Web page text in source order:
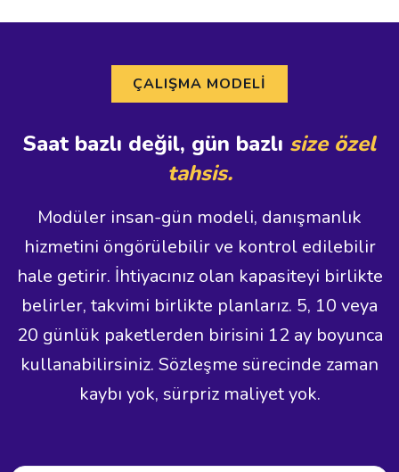
ÇALIŞMA MODELI
Saat bazlı değil, gün bazlı size özel
tahsis.
Modüler insan-gün modeli, danışmanlık
hizmetini öngörülebilir ve kontrol edilebilir
hale getirir. İhtiyacınız olan kapasiteyi birlikte
belirler, takvimi birlikte planlarız. 5, 10 veya
20 günlük paketlerden birisini 12 ay boyunca
kullanabilirsiniz. Sözleşme sürecinde zaman
kaybı yok, sürpriz maliyet yok.